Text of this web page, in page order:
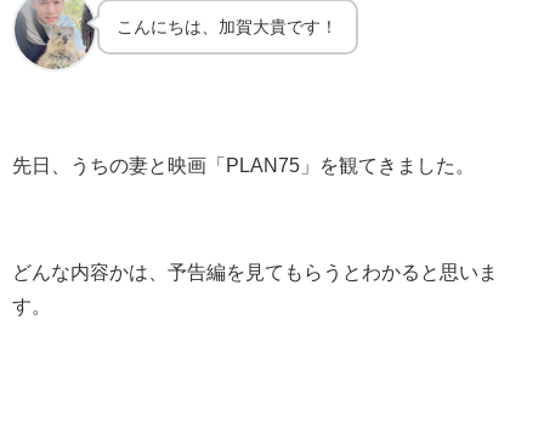
こんにちは、加賀大貴です！
先日、うちの妻と映画「PLAN75」を観てきました。
どんな内容かは、予告編を見てもらうとわかると思いま
す。